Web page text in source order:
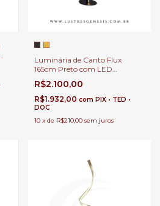
Luminária de Canto Flux
165cm Preto com LED
2880Lm para Leitura,
Quartos, Escritórios e Áreas
Internas
R$2.100,00
R$1.932,00 com PIX • TED •
DOC
10 x de R$210,00 sem juros